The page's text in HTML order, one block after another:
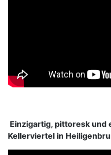
Einzigartig, pittoresk und
Kellerviertel in